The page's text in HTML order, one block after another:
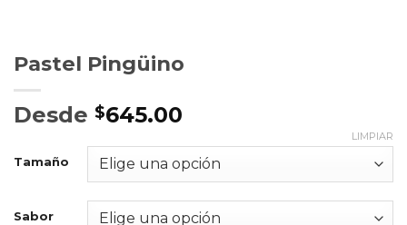
Pastel Pingüino
Desde $645.00
Tamaño
Sabor
LIMPIAR